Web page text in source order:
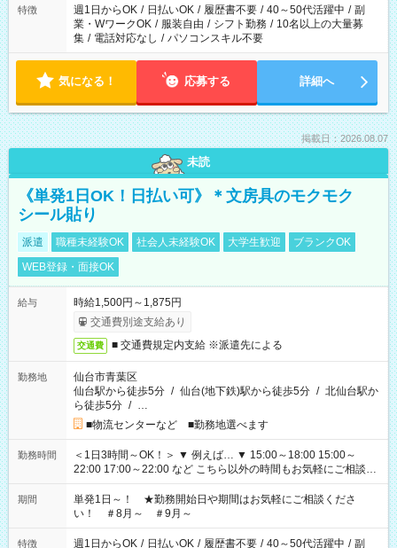
特徴 週1日からOK / 日払いOK / 履歴書不要 / 40～50代活躍中 / 副
業・WワークOK / 服装自由 / シフト勤務 / 10名以上の大量募
集 / 電話対応なし / パソコンスキル不要
気になる！ 応募する 詳細へ
掲載日：2026.08.07
未読
《単発1日OK！日払い可》＊文房具のモクモク
シール貼り
派遣 職種未経験OK 社会人未経験OK 大学生歓迎
ブランクOK
WEB登録・面接OK
給与
時給1,500円～1,875円
交通費別途支給あり
交通費 ■ 交通費規定内支給 ※派遣先による
勤務地
仙台市青葉区
仙台駅から徒歩5分 / 仙台(地下鉄)駅から徒歩5分 / 北仙台駅か
ら徒歩5分 / …
■物流センターなど ■勤務地選べます
勤務時間
＜1日3時間～OK！＞ ▼ 例えば… ▼ 15:00～18:00 15:00～
22:00 17:00～22:00 など こちら以外の時間もお気軽にご相談く
ださい！
期間
単発1日～！ ★勤務開始日や期間はお気軽にご相談くださ
い！ ＃8月～ ＃9月～
特徴 週1日からOK / 日払いOK / 履歴書不要 / 40～50代活躍中 / 副